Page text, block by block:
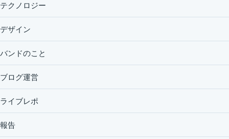
テクノロジー
デザイン
バンドのこと
ブログ運営
ライブレポ
報告